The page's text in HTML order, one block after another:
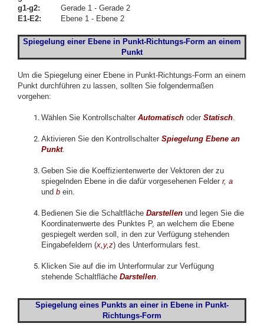
g1-g2:
Gerade 1 - Gerade 2
E1-E2:
Ebene 1 - Ebene 2
Spiegelung einer Ebene in Punkt-Richtungs-Form an einem
Punkt
Um die Spiegelung einer Ebene in Punkt-Richtungs-Form an einem
Punkt durchführen zu lassen, sollten Sie folgendermaßen
vorgehen:
Wählen Sie Kontrollschalter Automatisch oder Statisch.
Aktivieren Sie den Kontrollschalter Spiegelung Ebene an
Punkt.
Geben Sie die Koeffizientenwerte der Vektoren der zu
spiegelnden Ebene in die dafür vorgesehenen Felder r, a
und b ein.
Bedienen Sie die Schaltfläche Darstellen und legen Sie die
Koordinatenwerte des Punktes P, an welchem die Ebene
gespiegelt werden soll, in den zur Verfügung stehenden
Eingabefeldern (x,y,z) des Unterformulars fest.
Klicken Sie auf die im Unterformular zur Verfügung
stehende Schaltfläche Darstellen.
Spiegelung eines Punkts an einer in Ebene in Punkt-
Richtungs-Form